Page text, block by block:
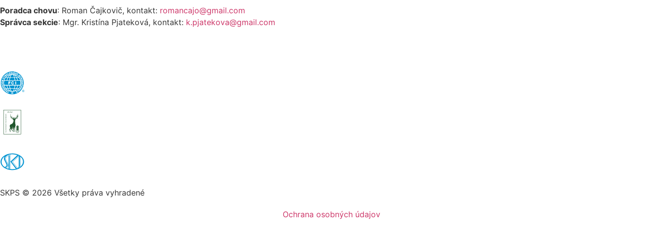
Poradca chovu: Roman Čajkovič, kontakt: romancajo@gmail.com
Správca sekcie: Mgr. Kristína Pjateková, kontakt: k.pjatekova@gmail.com
ZVÄZ
SLOVENSKÝ POĽOVNÍCKY
SKPS © 2026 Všetky práva vyhradené
Ochrana osobných údajov